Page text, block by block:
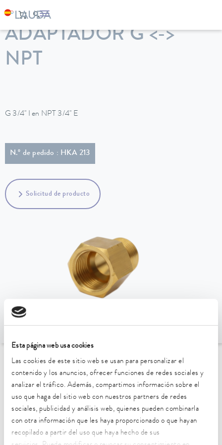
Esta página web usa cookies
Las cookies de este sitio web se usan para personalizar el
contenido y los anuncios, ofrecer funciones de redes sociales y
analizar el tráfico. Además, compartimos información sobre el
uso que haga del sitio web con nuestros partners de redes
sociales, publicidad y análisis web, quienes pueden combinarla
con otra información que les haya proporcionado o que hayan
recopilado a partir del uso que haya hecho de sus
LAUDA Equipos de termorregulación
ADAPTADOR G <->
NPT
G 3/4'' I en NPT 3/4'' E
N.º de pedido : HKA 213
Solicitud de producto
Ir al resumen de accesorios
Características técnicas (según
DIN 12876)